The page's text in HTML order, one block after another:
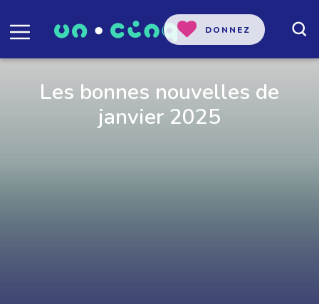
DONNEZ
Les bonnes nouvelles de
janvier 2025